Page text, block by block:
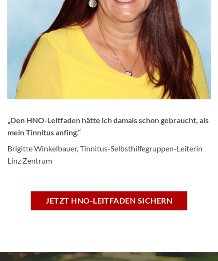
„Den HNO-Leitfaden hätte ich damals schon gebraucht, als
mein Tinnitus anfing.“
Brigitte Winkelbauer, Tinnitus-Selbsthilfegruppen-Leiterin
Linz Zentrum
JETZT HNO-LEITFADEN SICHERN